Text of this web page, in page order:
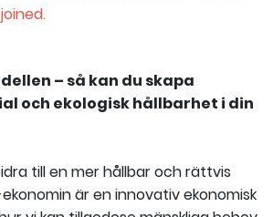
– så kan du skapa
och ekologisk hållbarhet i din
till en mer hållbar och rättvis
är en innovativ ekonomisk